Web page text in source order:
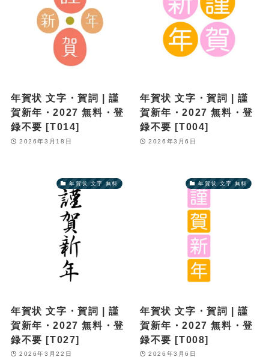
年賀状 文字・賀詞 | 謹
賀新年・2027 無料・登
録不要 [T014]
2026年3月18日
年賀状 文字・賀詞 | 謹
賀新年・2027 無料・登
録不要 [T004]
2026年3月6日
年賀状 文字 無料
年賀状 文字・賀詞 | 謹
賀新年・2027 無料・登
録不要 [T027]
2026年3月22日
年賀状 文字 無料
年賀状 文字・賀詞 | 謹
賀新年・2027 無料・登
録不要 [T008]
2026年3月6日